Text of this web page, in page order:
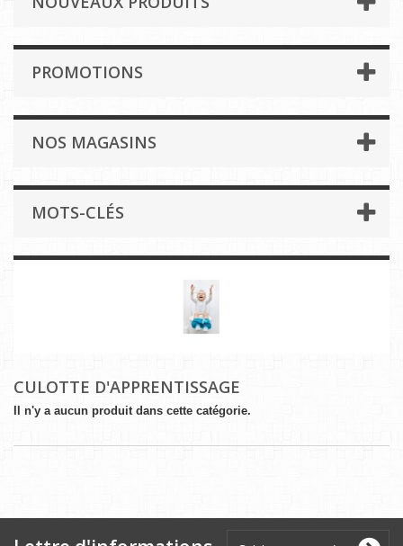
PROMOTIONS
NOS MAGASINS
MOTS-CLÉS
CULOTTE D'APPRENTISSAGE
Il n'y a aucun produit dans cette catégorie.